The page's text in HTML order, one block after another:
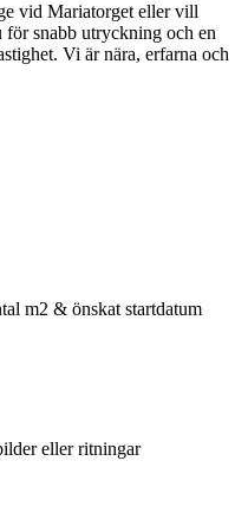
vid Mariatorget eller vill
för snabb utryckning och en
Vi är nära, erfarna och
m2 & önskat startdatum
eller ritningar